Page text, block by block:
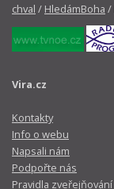
chval / HledámBoha /
Vira.cz
Kontakty
Info o webu
Napsali nám
Podpořte nás
Pravidla zveřejňování